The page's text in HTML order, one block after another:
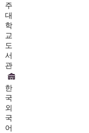
주
대
학
교
도
서
관
한
국
외
국
어